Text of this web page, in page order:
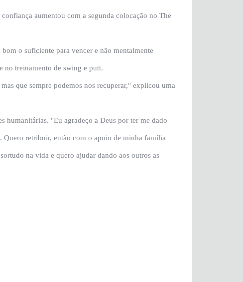
aumentou com a segunda colocação no The
o suficiente para vencer e não mentalmente
no treinamento de swing e putt.
que sempre podemos nos recuperar," explicou uma
humanitárias. "Eu agradeço a Deus por ter me dado
retribuir, então com o apoio de minha família
na vida e quero ajudar dando aos outros as